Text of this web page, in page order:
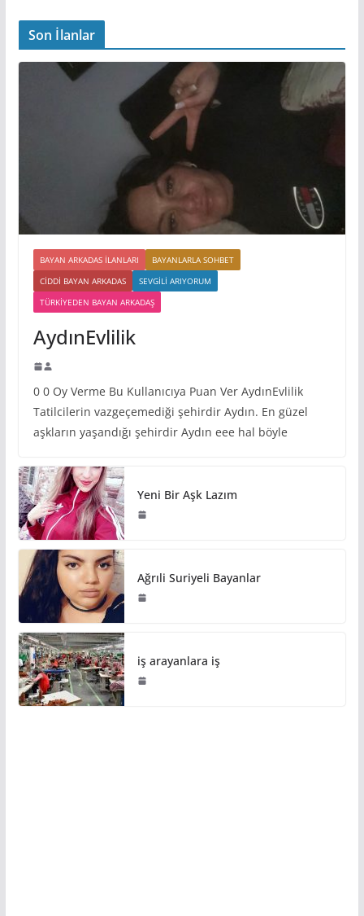
Son İlanlar
BAYAN ARKADAS ILANLARI
BAYANLARLA SOHBET
CIDDI BAYAN ARKADAS
SEVGILI ARIYORUM
TÜRKIYEDEN BAYAN ARKADAŞ
AydınEvlilik
0 0 Oy Verme Bu Kullanıcıya Puan Ver AydınEvlilik
Tatilcilerin vazgeçemediği şehirdir Aydın. En güzel
aşkların yaşandığı şehirdir Aydın eee hal böyle
Yeni Bir Aşk Lazım
Ağrıli Suriyeli Bayanlar
iş arayanlara iş